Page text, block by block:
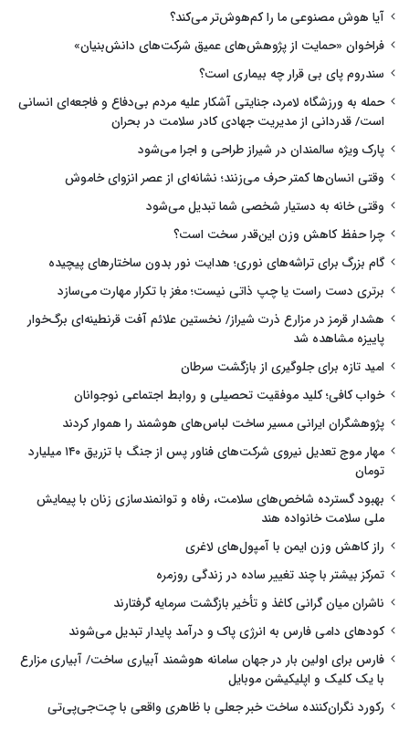
آیا هوش مصنوعی ما را کم‌هوش‌تر می‌کند؟
فراخوان «حمایت از پژوهش‌های عمیق شرکت‌های دانش‌بنیان»
سندروم پای بی قرار چه بیماری است؟
حمله به ورزشگاه لامرد، جنایتی آشکار علیه مردم بی‌دفاع و فاجعه‌ای انسانی
است/ قدردانی از مدیریت جهادی کادر سلامت در بحران
پارک ویژه سالمندان در شیراز طراحی و اجرا می‌شود
وقتی انسان‌ها کمتر حرف می‌زنند؛ نشانه‌ای از عصر انزوای خاموش
وقتی خانه به دستیار شخصی شما تبدیل می‌شود
چرا حفظ کاهش وزن این‌قدر سخت است؟
گام بزرگ برای تراشه‌های نوری؛ هدایت نور بدون ساختارهای پیچیده
برتری دست راست یا چپ ذاتی نیست؛ مغز با تکرار مهارت می‌سازد
هشدار قرمز در مزارع ذرت شیراز/ نخستین علائم آفت قرنطینه‌ای برگ‌خوار
پاییزه مشاهده شد
امید تازه برای جلوگیری از بازگشت سرطان
خواب کافی؛ کلید موفقیت تحصیلی و روابط اجتماعی نوجوانان
پژوهشگران ایرانی مسیر ساخت لباس‌های هوشمند را هموار کردند
مهار موج تعدیل نیروی شرکت‌های فناور پس از جنگ با تزریق ۱۴۰ میلیارد
تومان
بهبود گسترده شاخص‌های سلامت، رفاه و توانمندسازی زنان با پیمایش
ملی سلامت خانواده هند
راز کاهش وزن ایمن با آمپول‌های لاغری
تمرکز بیشتر با چند تغییر ساده در زندگی روزمره
ناشران میان گرانی کاغذ و تأخیر بازگشت سرمایه گرفتارند
کودهای دامی فارس به انرژی پاک و درآمد پایدار تبدیل می‌شوند
فارس برای اولین بار در جهان سامانه هوشمند آبیاری ساخت/ آبیاری مزارع
با یک کلیک و اپلیکیشن موبایل
رکورد نگران‌کننده ساخت خبر جعلی با ظاهری واقعی با چت‌جی‌پی‌تی